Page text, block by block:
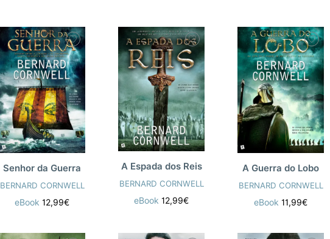
Senhor da Guerra
BERNARD CORNWELL
eBook 12,99€
A Espada dos Reis
BERNARD CORNWELL
eBook 12,99€
A Guerra do Lobo
BERNARD CORNWELL
eBook 11,99€